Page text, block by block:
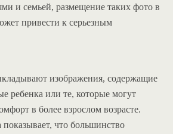
и семьей, размещение таких фото в
привести к серьезным
изображения, содержащие
ребенка или те, которые могут
в более взрослом возрасте.
что большинство